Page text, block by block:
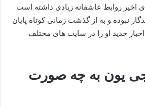
اخیر روابط عاشقانه زیادی داشته است
نبوده و به از گذشت زمانی کوتاه پایان
جدید او را در سایت های مختلف
یون به چه صورت